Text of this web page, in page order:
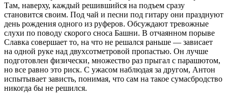
Там, наверху, каждый решившийся на подъем сразу
становится своим. Под чай и песни под гитару они празднуют
день рождения одного из руферов. Обсуждают тревожные
слухи по поводу скорого сноса Башни. В отчаянном порыве
Славка совершает то, на что не решался раньше — зависает
на одной руке над двухсотметровой пропастью. Он лучше
подготовлен физически, множество раз прыгал с парашютом,
но все равно это риск. С ужасом наблюдая за другом, Антон
испытывает зависть, понимая, что сам на такое сумасбродство
никогда бы не решился.